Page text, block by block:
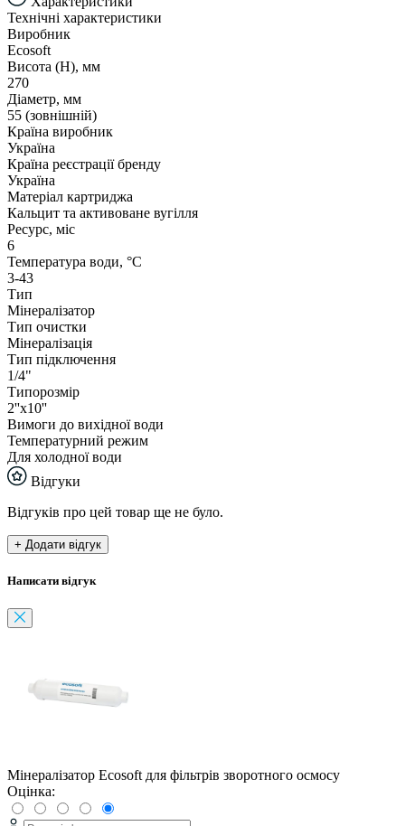
Технічні характеристики
Виробник
Ecosoft
Висота (Н), мм
270
Діаметр, мм
55 (зовнішній)
Країна виробник
Україна
Країна реєстрації бренду
Україна
Матеріал картриджа
Кальцит та активоване вугілля
Ресурс, міс
6
Температура води, °С
3-43
Тип
Мінералізатор
Тип очистки
Мінералізація
Тип підключення
1/4"
Типорозмір
2''x10''
Вимоги до вихідної води
Температурний режим
Для холодної води
Відгуки
Відгуків про цей товар ще не було.
+ Додати відгук
Написати відгук
Мінералізатор Ecosoft для фільтрів зворотного осмосу
Оцінка: